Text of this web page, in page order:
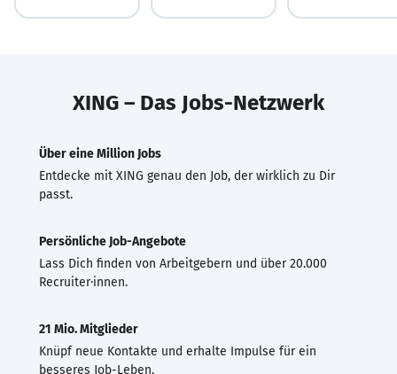
XING – Das Jobs-Netzwerk
Über eine Million Jobs
Entdecke mit XING genau den Job, der wirklich zu Dir
passt.
Persönliche Job-Angebote
Lass Dich finden von Arbeitgebern und über 20.000
Recruiter·innen.
21 Mio. Mitglieder
Knüpf neue Kontakte und erhalte Impulse für ein
besseres Job-Leben.